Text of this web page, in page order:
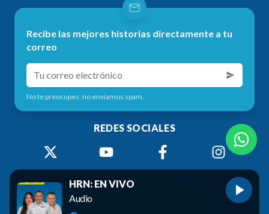
Recibe las mejores historias directamente a tu
correo
No te preocupes, no enviamos spam.
REDES SOCIALES
HRN: EN VIVO
Audio